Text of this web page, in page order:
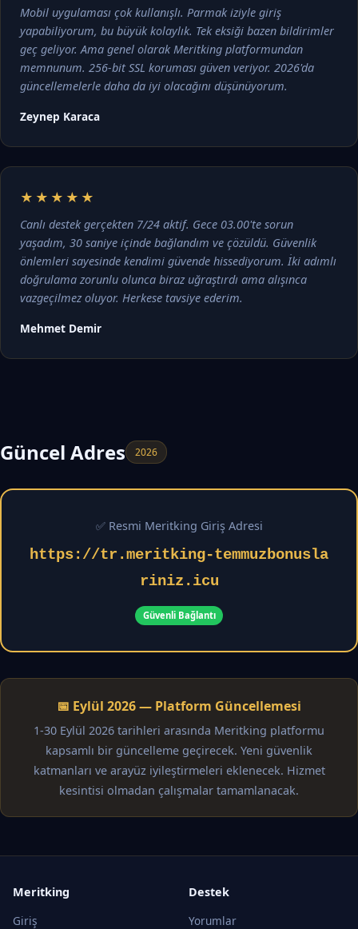
Mobil uygulaması çok kullanışlı. Parmak iziyle giriş
yapabiliyorum, bu büyük kolaylık. Tek eksiği bazen bildirimler
geç geliyor. Ama genel olarak Meritking platformundan
memnunum. 256-bit SSL koruması güven veriyor. 2026'da
güncellemelerle daha da iyi olacağını düşünüyorum.
Zeynep Karaca
★★★★★
Canlı destek gerçekten 7/24 aktif. Gece 03.00'te sorun
yaşadım, 30 saniye içinde bağlandım ve çözüldü. Güvenlik
önlemleri sayesinde kendimi güvende hissediyorum. İki adımlı
doğrulama zorunlu olunca biraz uğraştırdı ama alışınca
vazgeçilmez oluyor. Herkese tavsiye ederim.
Mehmet Demir
Güncel Adres 2026
✅ Resmi Meritking Giriş Adresi
https://tr.meritking-temmuzbonusla
riniz.icu
Güvenli Bağlantı
📅 Eylül 2026 — Platform Güncellemesi
1-30 Eylül 2026 tarihleri arasında Meritking platformu
kapsamlı bir güncelleme geçirecek. Yeni güvenlik
katmanları ve arayüz iyileştirmeleri eklenecek. Hizmet
kesintisi olmadan çalışmalar tamamlanacak.
Meritking
Giriş
Destek
Yorumlar